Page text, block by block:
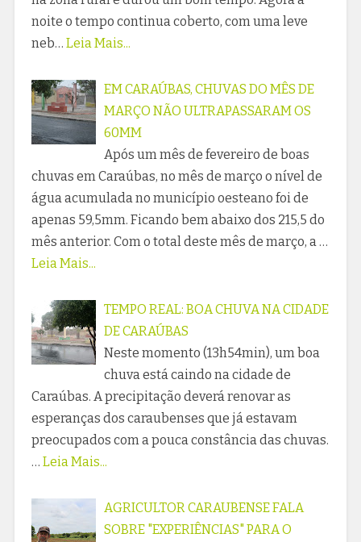
noite o tempo continua coberto, com uma leve
neb… Leia Mais...
EM CARAÚBAS, CHUVAS DO MÊS DE
MARÇO NÃO ULTRAPASSARAM OS
60MM
Após um mês de fevereiro de boas
chuvas em Caraúbas, no mês de março o nível de
água acumulada no município oesteano foi de
apenas 59,5mm. Ficando bem abaixo dos 215,5 do
mês anterior. Com o total deste mês de março, a …
Leia Mais...
TEMPO REAL: BOA CHUVA NA CIDADE
DE CARAÚBAS
Neste momento (13h54min), um boa
chuva está caindo na cidade de
Caraúbas. A precipitação deverá renovar as
esperanças dos caraubenses que já estavam
preocupados com a pouca constância das chuvas.
… Leia Mais...
AGRICULTOR CARAUBENSE FALA
SOBRE "EXPERIÊNCIAS" PARA O